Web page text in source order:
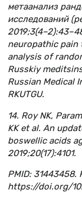
метаанализ
исследований
neuropathic pain
analysis of
Russkiy
Russian Medical
RKUTGU.
14. Roy NK,
KK et al. An
boswellic acids
2019;20(17):4101.
PMID: 31443458.
https://doi.org/